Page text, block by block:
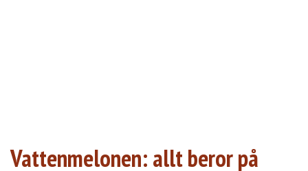
Vattenmelonen: allt beror på